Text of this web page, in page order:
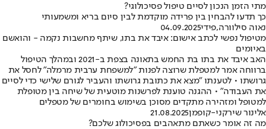
מתי הזמן הנכון לסיים טיפול פסיכולוגי?
כך תדעו להבחין בין פרידה מוקדמת לבין סיום בריא ומשמעותי
נאוה סילוורה,פידי04.09.2025
מטיפול נפשי לכתב אישום: איבד את בתו, שיתף מחשבות נקמה - והואשם
באיומים
האב איבד את בתו בת החמש בתאונה בצפת ב-2021 ובמהלך הטיפול
ברווחה אמר למטפלת שרוצה לפנות "למשפחת ערבית מרמלה" לחסל את
גרושתו • לטענתו "מצא את כתובת גרושתו והעביר לגורם שלישי כדי לסיים
את העבודה" • ההגנה טוענת לפרשנות מוטעית של שיחה בין מטופלת
למטופל ומזהירה מתקדים מסוכן בשימוש בחומרים של מטפלים
אלינור שירקני-קופמן21.08.2025
מה זה אומר כשאתם מתאהבים בפסיכולוג שלכם?